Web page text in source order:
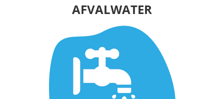
AFVALWATER